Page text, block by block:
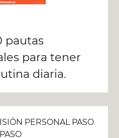
pautas
para tener
diaria.
PERSONAL PASO